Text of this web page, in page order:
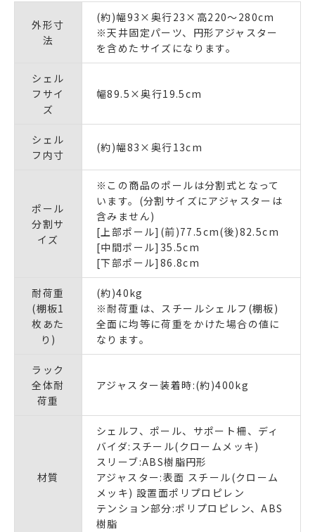
外形寸
法
(約)幅93×奥行23×高220〜280cm
※天井固定パーツ、円形アジャスター
を含めたサイズになります。
シェル
フサイ
ズ
幅89.5×奥行19.5cm
シェル
フ内寸
(約)幅83×奥行13cm
ポール
分割サ
イズ
※この商品のポールは分割式となって
います。(分割サイズにアジャスターは
含みません)
[上部ポール](前)77.5cm(後)82.5cm
[中間ポール]35.5cm
[下部ポール]86.8cm
耐荷重
(棚板1
枚あた
り)
(約)40kg
※耐荷重は、スチールシェルフ(棚板)
全面に均等に荷重をかけた場合の値に
なります。
ラック
全体耐
荷重
アジャスター装着時:(約)400kg
材質
シェルフ、ポール、サポート柵、ディ
バイダ:スチール(クロームメッキ)
スリーブ:ABS樹脂円形
アジャスター:表面 スチール(クローム
メッキ) 設置面ポリプロピレン
テンション部分:ポリプロピレン、ABS
樹脂